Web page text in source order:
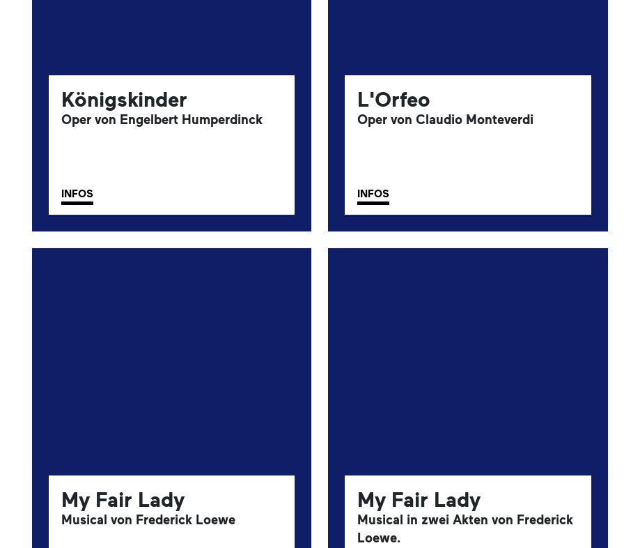
Königskinder
Oper von Engelbert Humperdinck
INFOS
L'Orfeo
Oper von Claudio Monteverdi
INFOS
My Fair Lady
Musical von Frederick Loewe
My Fair Lady
Musical in zwei Akten von Frederick
Loewe.